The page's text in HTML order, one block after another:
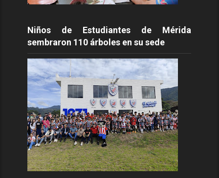
Niños de Estudiantes de Mérida
sembraron 110 árboles en su sede